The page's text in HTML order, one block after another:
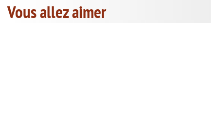
Vous allez aimer